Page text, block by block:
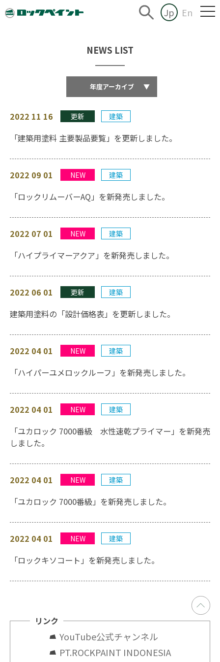
Jp En
NEWS LIST
年度アーカイブ ▼
2022 11 16 更新 建築
「建築用塗料 主要製品要覧」を更新しました。
2022 09 01 NEW 建築
「ロックリムーバーAQ」を新発売しました。
2022 07 01 NEW 建築
「ハイプライマーアクア」を新発売しました。
2022 06 01 更新 建築
建築用塗料の「設計価格表」を更新しました。
2022 04 01 NEW 建築
「ハイパーユメロックルーフ」を新発売しました。
2022 04 01 NEW 建築
「ユカロック 7000番級 水性速乾プライマー」を新発売
しました。
2022 04 01 NEW 建築
「ユカロック 7000番級」を新発売しました。
2022 04 01 NEW 建築
「ロックキソコート」を新発売しました。
リンク
YouTube公式チャンネル
PT.ROCKPAINT INDONESIA